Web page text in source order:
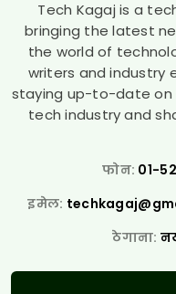
Tech Kagaj is a
bringing the latest
the world of
writers and industry
staying up-to-date on
tech industry and
फोन: 01-
इमेल:
ठेगाना: